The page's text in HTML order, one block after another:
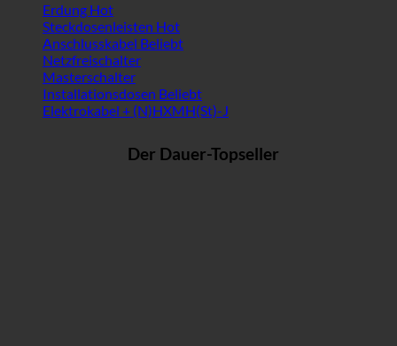
Erdung
Steckdosenleisten
Anschlusskabel
Netzfreischalter
Masterschalter
Installationsdosen
Elektrokabel + (N)HXMH(St)-J
Der Dauer-Topseller